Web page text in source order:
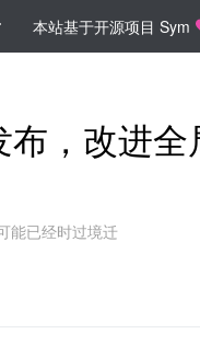
本站基于开源项目 Sym
，改进
能已经时过境迁